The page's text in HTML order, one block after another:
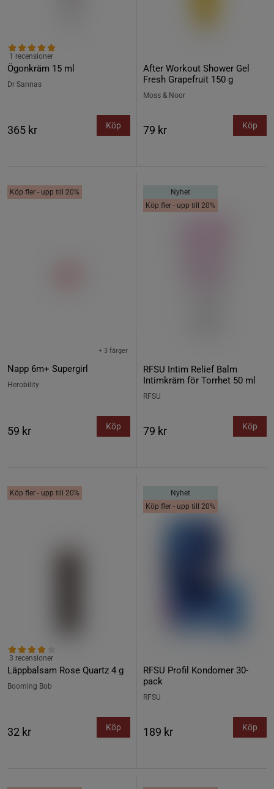
Ögonkräm 15 ml
1 recensioner
Dr Sannas
365 kr Köp
After Workout Shower Gel
Fresh Grapefruit 150 g
Moss & Noor
79 kr Köp
Köp fler - upp till 20%
Napp 6m+ Supergirl
+ 3 färger
Herobility
59 kr Köp
Nyhet
Köp fler - upp till 20%
RFSU Intim Relief Balm
Intimkräm för Torrhet 50 ml
RFSU
79 kr Köp
Köp fler - upp till 20%
Läppbalsam Rose Quartz 4 g
3 recensioner
Booming Bob
32 kr Köp
Nyhet
Köp fler - upp till 20%
RFSU Profil Kondomer 30-
pack
RFSU
189 kr Köp